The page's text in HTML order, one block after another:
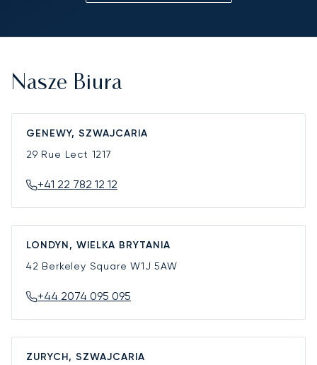
Nasze Biura
GENEWY, SZWAJCARIA
29 Rue Lect 1217
+41 22 782 12 12
LONDYN, WIELKA BRYTANIA
42 Berkeley SquareW1J 5AW
+44 2074 095 095
ZURYCH, SZWAJCARIA